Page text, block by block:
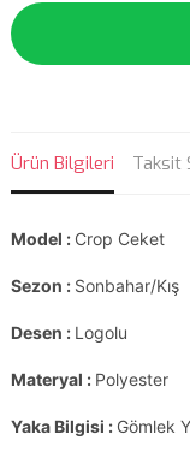
Ürün Bilgileri Taksit
Model : Crop Ceket
Sezon : Sonbahar/Kış
Desen : Logolu
Materyal : Polyester
Yaka Bilgisi : Gömlek